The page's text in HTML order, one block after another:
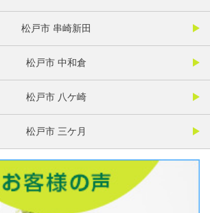
松戸市 串崎新田
松戸市 中和倉
松戸市 八ケ崎
松戸市 三ケ月